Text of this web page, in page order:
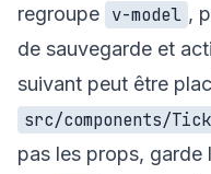
regroupe v-model ,
de sauvegarde et
suivant peut être
src/components/
pas les props, garde